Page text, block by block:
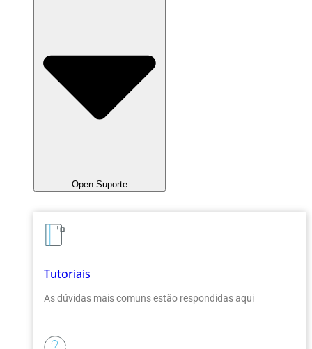
Open Suporte
Tutoriais
As dúvidas mais comuns estão respondidas aqui